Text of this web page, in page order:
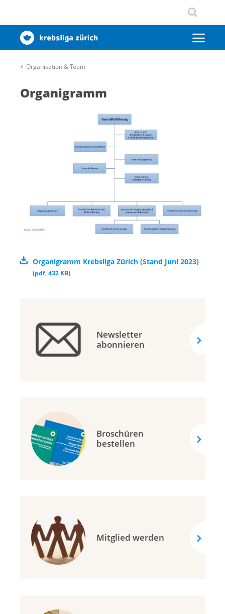
Organisation & Team
Organigramm
Organigramm Krebsliga Zürich (Stand Juni 2023)
(pdf,432 KB)
Newsletter
abonnieren
Broschüren
bestellen
Mitglied werden